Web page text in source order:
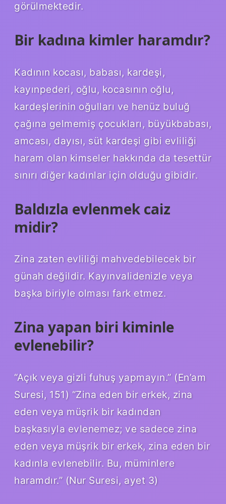
görülmektedir.
Bir kadına kimler haramdır?
Kadının kocası, babası, kardeşi,
kayınpederi, oğlu, kocasının oğlu,
kardeşlerinin oğulları ve henüz buluğ
çağına gelmemiş çocukları, büyükbabası,
amcası, dayısı, süt kardeşi gibi evliliği
haram olan kimseler hakkında da tesettür
sınırı diğer kadınlar için olduğu gibidir.
Baldızla evlenmek caiz
midir?
Zina zaten evliliği mahvedebilecek bir
günah değildir. Kayınvalidenizle veya
başka biriyle olması fark etmez.
Zina yapan biri kiminle
evlenebilir?
“Açık veya gizli fuhuş yapmayın.” (En’am
Suresi, 151) “Zina eden bir erkek, zina
eden veya müşrik bir kadından
başkasıyla evlenemez; ve sadece zina
eden veya müşrik bir erkek, zina eden bir
kadınla evlenebilir. Bu, müminlere
haramdır.” (Nur Suresi, ayet 3)